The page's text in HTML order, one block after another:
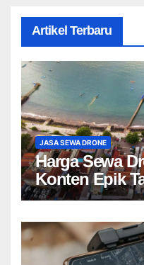
Artikel Terbaru
JASA SEWA DRONE
Harga Sewa
Konten Epik
Kantong?